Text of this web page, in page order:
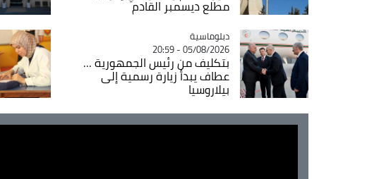
مطلع ديسمبر القادم
Catégorie
دبلوماسية
05/08/2026 - 20:59
بتكليف من رئيس الجمهورية ...
عطاف يبدأ زيارة رسمية إلى
بيلاروسيا